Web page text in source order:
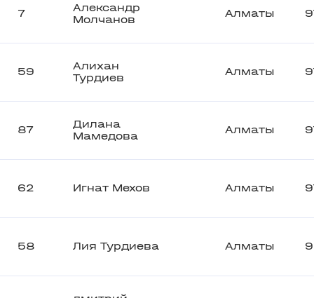
7
Александр
Молчанов
Алматы
59
Алихан
Турдиев
Алматы
87
Дилана
Мамедова
Алматы
62 Игнат Мехов Алматы
58 Лия Турдиева Алматы